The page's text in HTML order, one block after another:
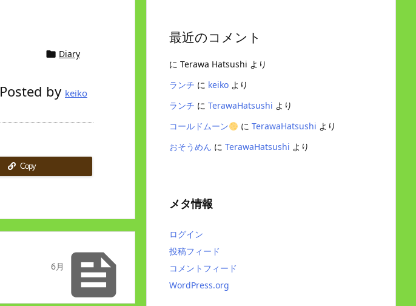
 Diary
Posted by keiko
Copy

6月
最近のコメント
に Terawa Hatsushi より
ランチ に keiko より
ランチ に TerawaHatsushi より
コールドムーン
に TerawaHatsushi より
おそうめん に TerawaHatsushi より
メタ情報
ログイン
投稿フィード
コメントフィード
WordPress.org